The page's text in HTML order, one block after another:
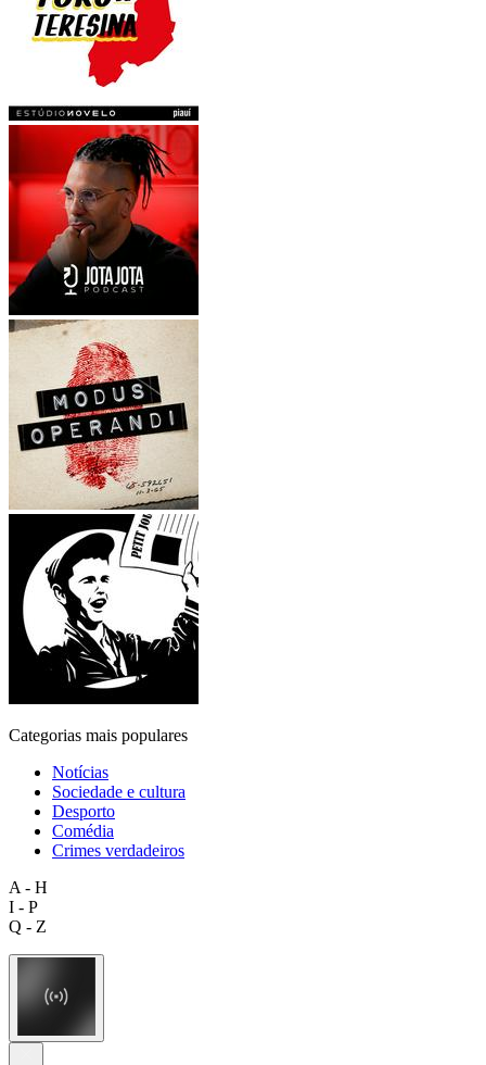
Categorias mais populares
Notícias
Sociedade e cultura
Desporto
Comédia
Crimes verdadeiros
A - H
I - P
Q - Z